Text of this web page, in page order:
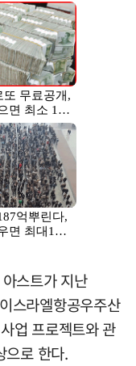
스트가 지난
스라엘항공우주산
업 프로젝트와 관
으로 한다.